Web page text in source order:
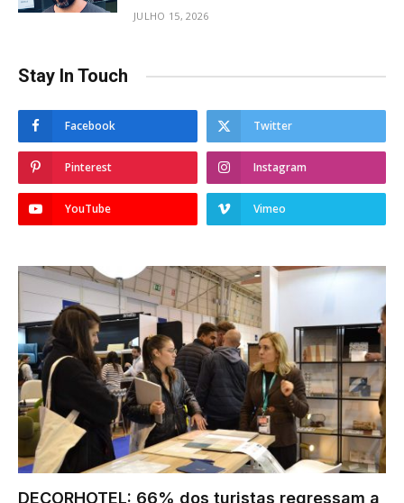
JULHO 15, 2026
Stay In Touch
Facebook Twitter
Pinterest Instagram
YouTube Vimeo
DECORHOTEL: 66% dos turistas regressam a